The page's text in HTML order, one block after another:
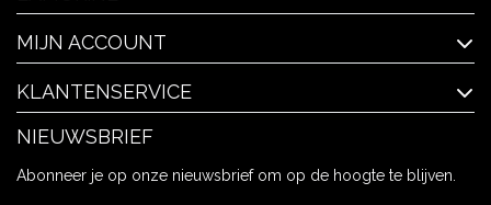
MIJN ACCOUNT
KLANTENSERVICE
NIEUWSBRIEF
Abonneer je op onze nieuwsbrief om op de hoogte te blijven.